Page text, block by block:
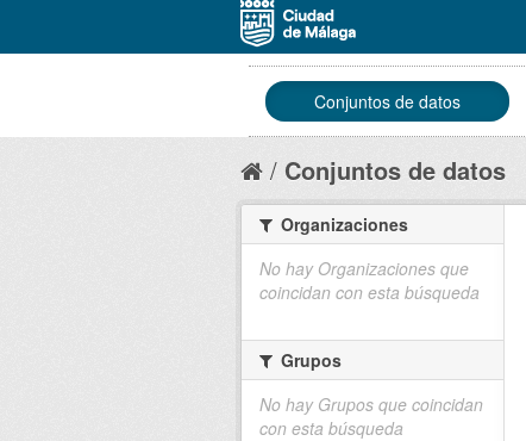
Conjuntos de datos
Conjuntos de datos
Organizaciones
No hay Organizaciones que
coincidan con esta búsqueda
Grupos
No hay Grupos que coincidan
con esta búsqueda